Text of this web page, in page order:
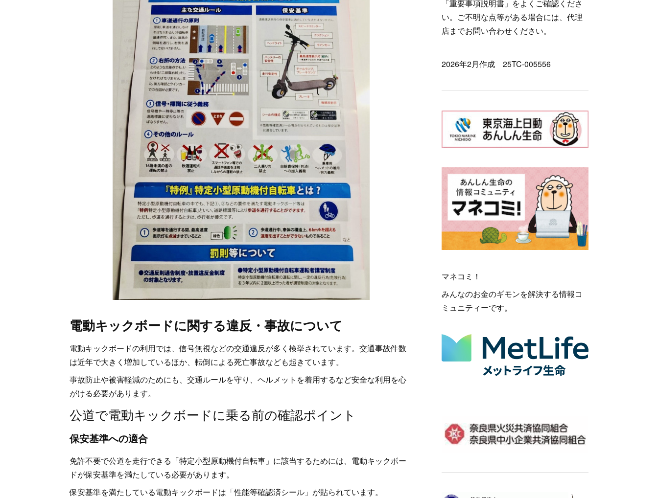
電動キックボードに関する違反・事故について
電動キックボードの利用では、信号無視などの交通違反が多く検挙されています。交通事故件数
は近年で大きく増加しているほか、転倒による死亡事故なども起きています。
事故防止や被害軽減のためにも、交通ルールを守り、ヘルメットを着用するなど安全な利用を心
がける必要があります。
公道で電動キックボードに乗る前の確認ポイント
保安基準への適合
免許不要で公道を走行できる「特定小型原動機付自転車」に該当するためには、電動キックボー
ドが保安基準を満たしている必要があります。
保安基準を満たしている電動キックボードは「性能等確認済シール」が貼られています。
「重要事項説明書」をよくご確認くださ
い。ご不明な点等がある場合には、代理
店までお問い合わせください。
2026年2月作成 25TC-005556
マネコミ！
みんなのお金のギモンを解決する情報コ
ミュニティーです。